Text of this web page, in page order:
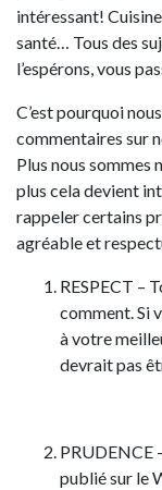
intéressant!
santé… Tous des
l’espérons, vous
C’est pourquoi
commentaires sur
Plus nous
plus cela devient
rappeler certains
agréable et
RESPECT –
comment. Si
à votre
devrait pas
PRUDENCE
publié sur le